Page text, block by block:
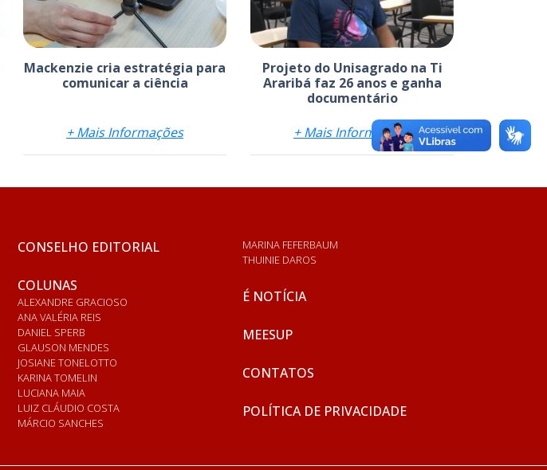
Mackenzie cria estratégia para
comunicar a ciência
+ Mais Informações
Projeto do Unisagrado na Ti
Araribá faz 26 anos e ganha
documentário
+ Mais Informações
CONSELHO EDITORIAL
COLUNAS
ALEXANDRE GRACIOSO
ANA VALÉRIA REIS
DANIEL SPERB
GLAUSON MENDES
JOSIANE TONELOTTO
KARINA TOMELIN
LUCIANA MAIA
LUIZ CLÁUDIO COSTA
MÁRCIO SANCHES
MARINA FEFERBAUM
THUINIE DAROS
É NOTÍCIA
MEESUP
CONTATOS
POLÍTICA DE PRIVACIDADE